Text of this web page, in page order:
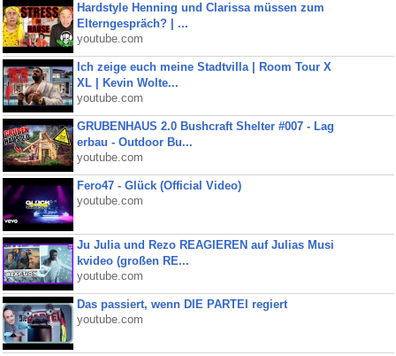
Hardstyle Henning und Clarissa müssen zum
Elterngespräch? | ...
youtube.com
Ich zeige euch meine Stadtvilla | Room Tour X
XL | Kevin Wolte...
youtube.com
GRUBENHAUS 2.0 Bushcraft Shelter #007 - Lag
erbau - Outdoor Bu...
youtube.com
Fero47 - Glück (Official Video)
youtube.com
Ju Julia und Rezo REAGIEREN auf Julias Musi
kvideo (großen RE...
youtube.com
Das passiert, wenn DIE PARTEI regiert
youtube.com